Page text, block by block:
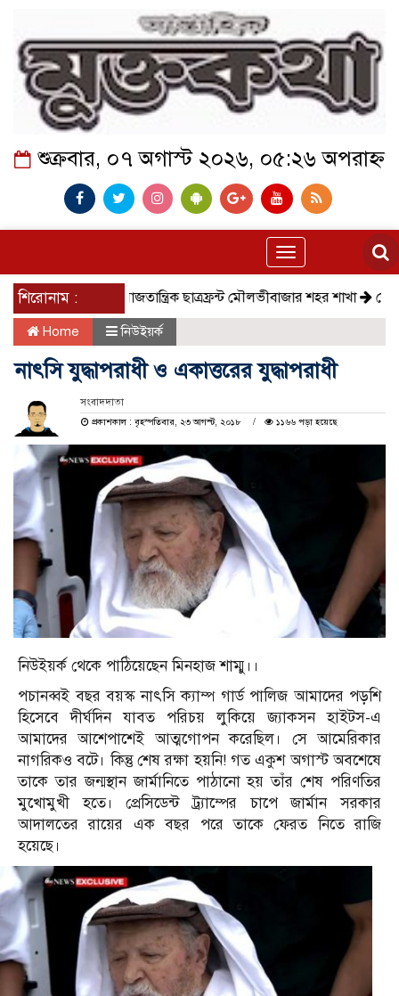
শুক্রবার, ০৭ অগাস্ট ২০২৬, ০৫:২৬ অপরাহ্ন
Toggle
navigation
শিরোনাম :সমাজতান্ত্রিক ছাত্রফ্রন্ট মৌলভীবাজার শহর শাখা কেমন আছে
Home নিউইয়র্ক
নাৎসি যুদ্ধাপরাধী ও একাত্তরের যুদ্ধাপরাধী
সংবাদদাতা
প্রকাশকাল : বৃহস্পতিবার, ২৩ আগস্ট, ২০১৮
১১৬৬ পড়া হয়েছে
নিউইয়র্ক থেকে পাঠিয়েছেন মিনহাজ শাম্মু।।
পচানব্বই বছর বয়স্ক নাৎসি ক্যাম্প গার্ড পালিজ আমাদের পড়শি
হিসেবে দীর্ঘদিন যাবত পরিচয় লুকিয়ে জ‍্যাকসন হাইটস-এ
আমাদের আশেপাশেই আত্মগোপন করেছিল। সে আমেরিকার
নাগরিকও বটে। কিন্তু শেষ রক্ষা হয়নি! গত একুশ অগাস্ট অবশেষে
তাকে তার জন্মস্থান জার্মানিতে পাঠানো হয় তাঁর শেষ পরিণতির
মুখোমুখী হতে। প্রেসিডেন্ট ট্র্যাম্পের চাপে জার্মান সরকার
আদালতের রায়ের এক বছর পরে তাকে ফেরত নিতে রাজি
হয়েছে।